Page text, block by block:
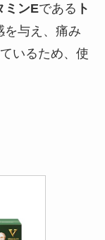
ミンEである ト
を与え、痛み
いるため、使